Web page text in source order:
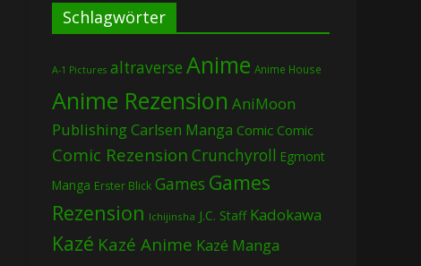
Schlagwörter
A-1 Pictures altraverse Anime Anime House
Anime Rezension AniMoon
PublishingCarlsen Manga Comic Comic
Comic Rezension Crunchyroll Egmont
Manga Erster Blick Games Games
Rezension Ichijinsha J.C. Staff Kadokawa
Kazé Kazé Anime Kazé Manga